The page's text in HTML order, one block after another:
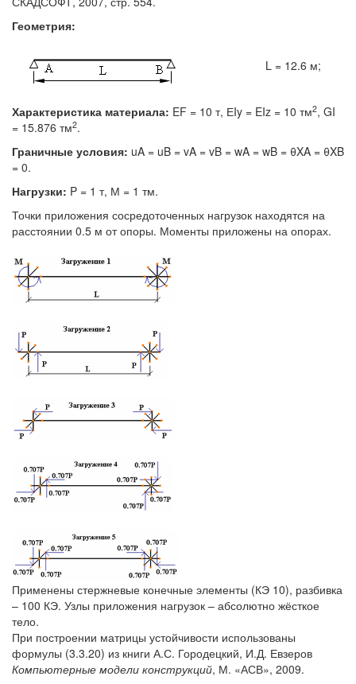
Геометрия:
L = 12.6 м;
Характеристика материала: EF = 10 т, ЕIy = EIz = 10 тм2, GI
= 15.876 тм2.
Граничные условия: uA = uB = vA = vB = wA = wB = θXA = θXB
= 0.
Нагрузки: P = 1 т, М = 1 тм.
Точки приложения сосредоточенных нагрузок находятся на
расстоянии 0.5 м от опоры. Моменты приложены на опорах.
Применены стержневые конечные элементы (КЭ 10), разбивка
– 100 КЭ. Узлы приложения нагрузок – абсолютно жёсткое
тело.
При построении матрицы устойчивости использованы
формулы (3.3.20) из книги А.С. Городецкий, И.Д. Евзеров
Компьютерные модели конструкций, М. «АСВ», 2009.